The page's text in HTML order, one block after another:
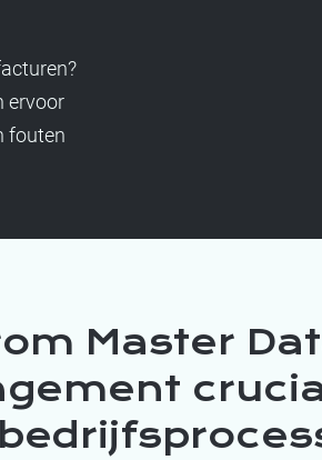
ervoor
fouten
Master